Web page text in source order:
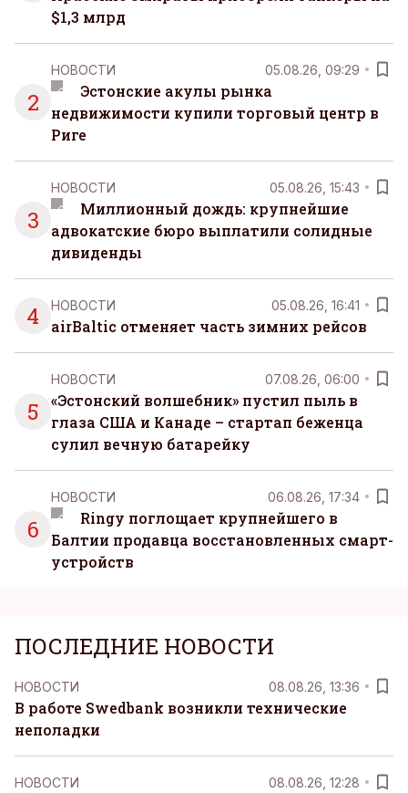
$1,3 млрд
2
НОВОСТИ 05.08.26, 09:29
Эстонские акулы рынка
недвижимости купили торговый центр в
Риге
3
НОВОСТИ 05.08.26, 15:43
Миллионный дождь: крупнейшие
адвокатские бюро выплатили солидные
дивиденды
4 НОВОСТИ 05.08.26, 16:41
airBaltic отменяет часть зимних рейсов
5
НОВОСТИ 07.08.26, 06:00
«Эстонский волшебник» пустил пыль в
глаза США и Канаде – стартап беженца
сулил вечную батарейку
6
НОВОСТИ 06.08.26, 17:34
Ringy поглощает крупнейшего в
Балтии продавца восстановленных смарт-
устройств
ПОСЛЕДНИЕ НОВОСТИ
НОВОСТИ 08.08.26, 13:36
В работе Swedbank возникли технические
неполадки
НОВОСТИ 08.08.26, 12:28